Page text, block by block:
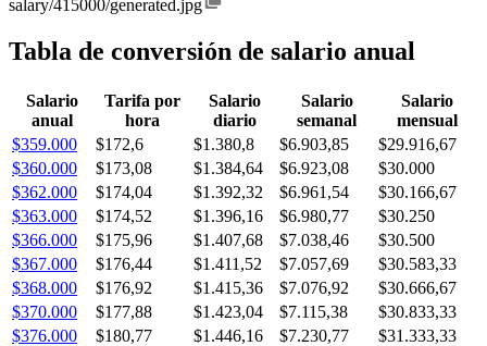
salary/415000/generated.jpg
Tabla de conversión de salario anual
Salario
anual
Tarifa por
hora
Salario
diario
Salario
semanal
Salario
mensual
$359.000
$172,6 $1.380,8 $6.903,85
$29.916,67
$360.000
$173,08 $1.384,64 $6.923,08
$30.000
$362.000
$174,04 $1.392,32 $6.961,54
$30.166,67
$363.000
$174,52 $1.396,16 $6.980,77
$30.250
$366.000
$175,96 $1.407,68 $7.038,46
$30.500
$367.000
$176,44 $1.411,52 $7.057,69
$30.583,33
$368.000
$176,92 $1.415,36 $7.076,92
$30.666,67
$370.000
$177,88 $1.423,04 $7.115,38
$30.833,33
$376.000
$180,77 $1.446,16 $7.230,77
$31.333,33